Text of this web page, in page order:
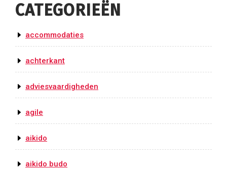
CATEGORIEËN
accommodaties
achterkant
adviesvaardigheden
agile
aikido
aikido budo